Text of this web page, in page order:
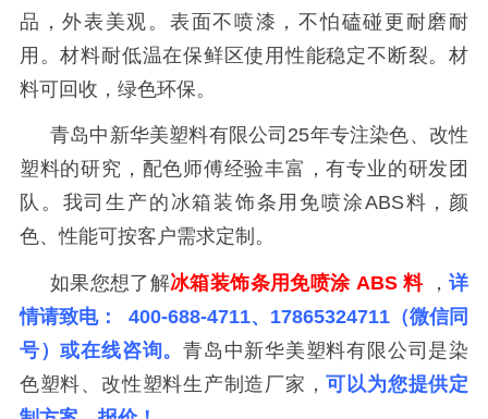
品，外表美观。表面不喷漆，不怕磕碰更耐磨耐
用。材料耐低温在保鲜区使用性能稳定不断裂。材
料可回收，绿色环保。
青岛中新华美塑料有限公司 25年专注染色、改性
塑料的研究，配色师傅经验丰富，有专业的研发团
队。我司生产的冰箱装饰条用免喷涂ABS料，颜
色、性能可按客户需求定制。
如果您想了解冰箱装饰条用免喷涂 ABS 料 ，详
情请致电：
400-688-4711、 17865324711 （微信同
号）或在线咨询。青岛中新华美塑料有限公司是染
色塑料、改性塑料生产制造厂家，可以为您提供定